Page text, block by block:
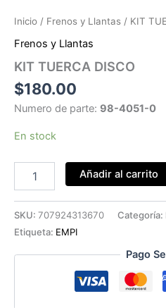
Inicio / Frenos y Llantas / KIT
Frenos y Llantas
KIT TUERCA DISCO
$180.00
Numero de parte: 98-4051-0
En stock
TUERCA
cantidad
Añadir al carrito
SKU: 707924313670 Categoría:
Etiqueta: EMPI
Pago